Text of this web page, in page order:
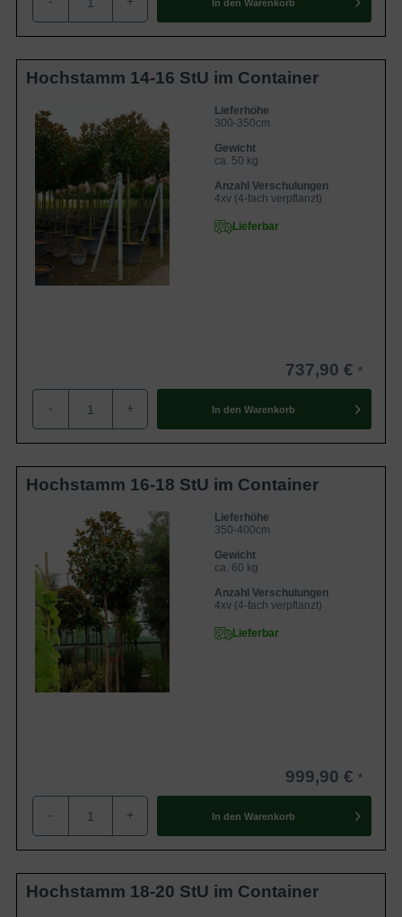
In den Warenkorb
Hochstamm 14-16 StU im Container
Lieferhöhe
300-350cm
Gewicht
ca. 50 kg
Anzahl Verschulungen
4xv (4-fach verpflanzt)
Lieferbar
737,90 €
- + In den Warenkorb
Hochstamm 16-18 StU im Container
Lieferhöhe
350-400cm
Gewicht
ca. 60 kg
Anzahl Verschulungen
4xv (4-fach verpflanzt)
Lieferbar
999,90 €
- + In den Warenkorb
Hochstamm 18-20 StU im Container